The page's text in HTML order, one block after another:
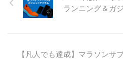
ランニング＆ガ
【凡人でも達成】マラソンサ